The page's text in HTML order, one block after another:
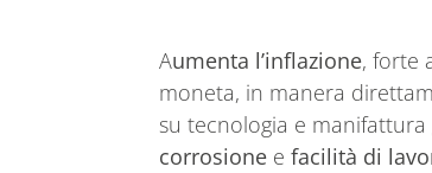
Aumenta l’inflazione, forte
moneta, in manera
su tecnologia e
corrosione e facilità di